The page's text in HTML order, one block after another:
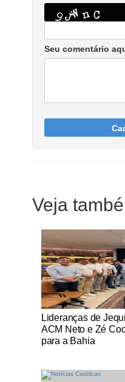
Seu comentário
Veja
Notícias Católicas
Lideranças de
ACM Neto e Zé
para a Bahia